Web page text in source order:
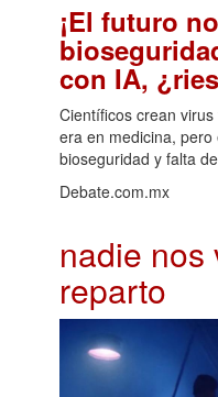
¡El futuro
con IA,
Científicos crean
era en medicina,
bioseguridad y falta
Debate.com.mx
nadie nos
reparto